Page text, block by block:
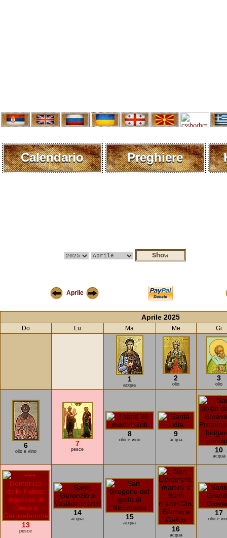
Calendario Preghiere
Aprile
Aprile 2025
Do Lu Ma Me Gi
1
acqua
2
olio
3
olio
6
olio e vino
7
pesce
8
olio e vino
9
acqua
10
acqua
13
pesce
14
acqua 15
acqua
16
acqua
17
olio e